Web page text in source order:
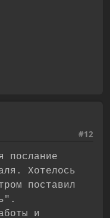
#12
послание
Хотелось
поставил
и